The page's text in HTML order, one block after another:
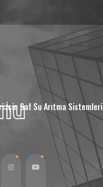
İçin Saf Su Arıtma Sistemleri